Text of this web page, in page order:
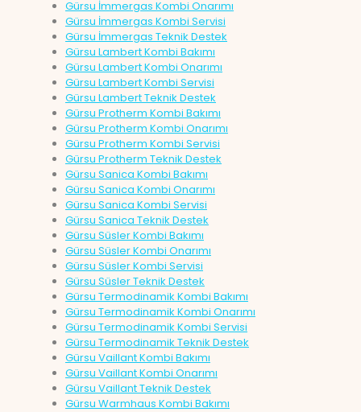
Gürsu İmmergas Kombi Onarımı
Gürsu İmmergas Kombi Servisi
Gürsu İmmergas Teknik Destek
Gürsu Lambert Kombi Bakımı
Gürsu Lambert Kombi Onarımı
Gürsu Lambert Kombi Servisi
Gürsu Lambert Teknik Destek
Gürsu Protherm Kombi Bakımı
Gürsu Protherm Kombi Onarımı
Gürsu Protherm Kombi Servisi
Gürsu Protherm Teknik Destek
Gürsu Sanica Kombi Bakımı
Gürsu Sanica Kombi Onarımı
Gürsu Sanica Kombi Servisi
Gürsu Sanica Teknik Destek
Gürsu Süsler Kombi Bakımı
Gürsu Süsler Kombi Onarımı
Gürsu Süsler Kombi Servisi
Gürsu Süsler Teknik Destek
Gürsu Termodinamik Kombi Bakımı
Gürsu Termodinamik Kombi Onarımı
Gürsu Termodinamik Kombi Servisi
Gürsu Termodinamik Teknik Destek
Gürsu Vaillant Kombi Bakımı
Gürsu Vaillant Kombi Onarımı
Gürsu Vaillant Teknik Destek
Gürsu Warmhaus Kombi Bakımı